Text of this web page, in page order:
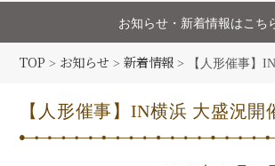
お知らせ・新着情報はこち
TOP > お知らせ >新着情報 > 【人形催事】IN横
【人形催事】IN横浜 大盛況開